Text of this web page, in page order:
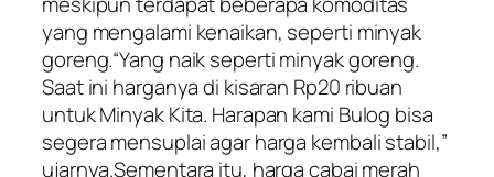
yang mengalami kenaikan, seperti minyak
goreng.“Yang naik seperti minyak goreng.
Saat ini harganya di kisaran Rp20 ribuan
untuk Minyak Kita. Harapan kami Bulog bisa
segera mensuplai agar harga kembali stabil,”
ujarnya.Sementara itu, harga cabai merah